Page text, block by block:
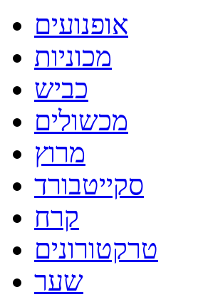
אופנועים
מכוניות
כביש
מכשולים
מרוץ
סקייטבורד
קרח
טרקטורונים
שער